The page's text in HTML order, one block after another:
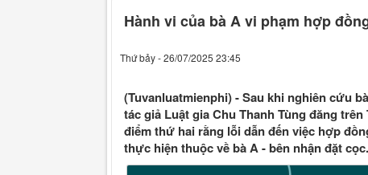
Hành vi của bà A vi phạm hợp
Thứ bảy - 26/07/2025 23:45
(Tuvanluatmienphi) - Sau khi nghiên cứu
tác giả Luật gia Chu Thanh Tùng đăng
điểm thứ hai rằng lỗi dẫn đến việc hợp
thực hiện thuộc về bà A - bên nhận đặt cọc.